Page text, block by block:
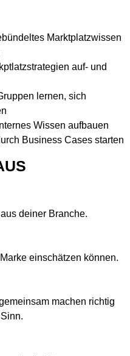
Marktplatzwissen
auf- und
lernen, sich
Wissen aufbauen
Business Cases starten
deiner Branche.
einschätzen können.
machen richtig